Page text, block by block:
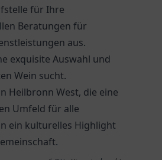
für Ihre
Beratungen für
aus.
exquisite Auswahl und
Wein sucht.
Heilbronn West, die eine
Umfeld für alle
ein kulturelles Highlight